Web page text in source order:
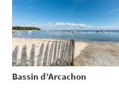
Bassin d’Arcachon